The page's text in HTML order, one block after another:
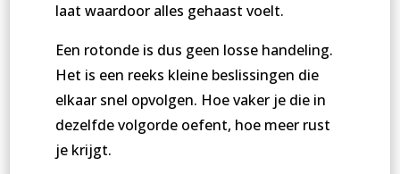
laat waardoor alles gehaast voelt.
Een rotonde is dus geen losse handeling.
Het is een reeks kleine beslissingen die
elkaar snel opvolgen. Hoe vaker je die in
dezelfde volgorde oefent, hoe meer rust
je krijgt.